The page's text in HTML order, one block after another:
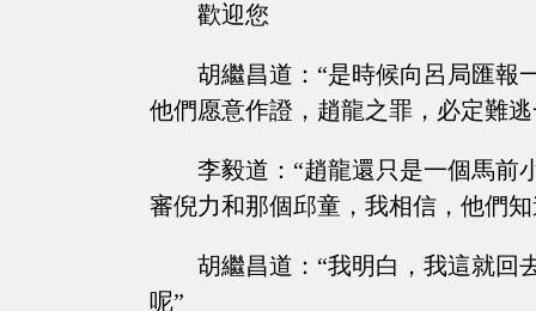
歡迎您
胡繼昌道：“是時候向呂局匯報
他們愿意作證，趙龍之罪，必定難逃
李毅道：“趙龍還只是一個馬前
審倪力和那個邱童，我相信，他們
胡繼昌道：“我明白，我這就回
呢”